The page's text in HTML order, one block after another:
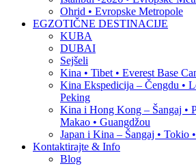
Ohrid • Evropske Metropole
EGZOTIČNE DESTINACIJE
KUBA
DUBAI
Sejšeli
Kina • Tibet • Everest Base
Kina Ekspedicija – Čengdu •
Peking
Kina i Hong Kong – Šangaj •
Makao • Guangdžou
Japan i Kina – Šangaj • Tokio
Kontaktirajte & Info
Blog